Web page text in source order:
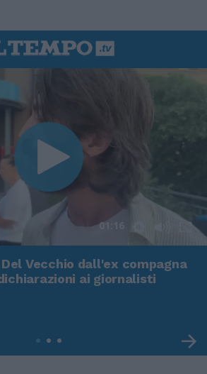
01:16
Vecchio dall'ex compagna
ai giornalisti